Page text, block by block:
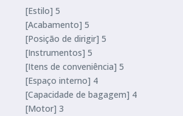
[Estilo] 5
[Acabamento] 5
[Posição de dirigir] 5
[Instrumentos] 5
[Itens de conveniência] 5
[Espaço interno] 4
[Capacidade de bagagem] 4
[Motor] 3